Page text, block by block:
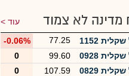
מדינה לא צמוד
עוד >
1152
77.25
-0.06%
0928
99.60
0
0829
107.59
0